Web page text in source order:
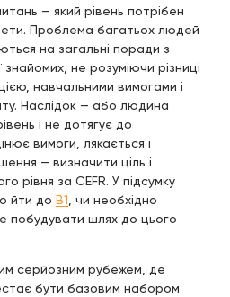
— який рівень потрібен
Проблема багатьох людей
на загальні поради з
знайомих, не розуміючи різниці
навчальними вимогами і
Наслідок — або людина
і не дотягує до
вимоги, лякається і
— визначити ціль і
рівня за CEFR. У підсумку
йти до B1 , чи необхідно
побудувати шлях до цього
серйозним рубежем, де
бути базовим набором